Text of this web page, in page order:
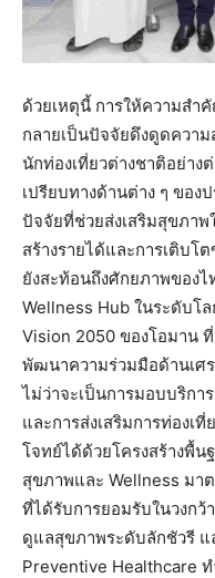
ด้วยเหตุนี้ การให้ความสำ
กลายเป็นปัจจัยดึงดูดความ
นักท่องเที่ยวต่างชาติอย่าง
เปรียบทางด้านต่าง ๆ ของ
ปัจจัยที่ช่วยส่งเสริมสุขภาพ
สร้างรายได้และการเติบโ
ยังสะท้อนถึงศักยภาพของ
Wellness Hub ในระดับโ
Vision 2050 ของโอมาน
พัฒนาความร่วมมือด้านเศ
ไม่ว่าจะเป็นการมอบบริก
และการส่งเสริมการท่องเ
โจทย์ได้ด้วยโครงสร้างพื้
สุขภาพและ Wellness มา
ที่ได้รับการยอมรับในวงกว้
ดูแลสุขภาพระดับลักชัวรี
Preventive Healthcare